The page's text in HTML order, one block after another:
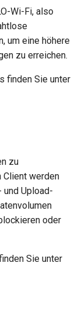
Wi-Fi, also
um eine höhere
zu erreichen.
finden Sie unter
zu
Client werden
und Upload-
oder
Sie unter